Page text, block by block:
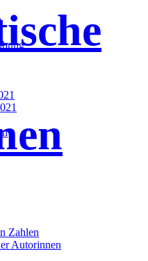
Zahlen
Autorinnen